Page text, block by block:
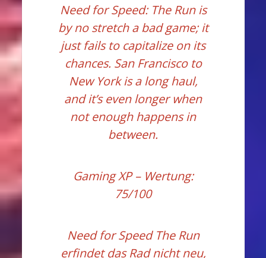
Need for Speed: The Run is
by no stretch a bad game; it
just fails to capitalize on its
chances. San Francisco to
New York is a long haul,
and it’s even longer when
not enough happens in
between.
Gaming XP– Wertung:
75/100
Need for Speed The Run
erfindet das Rad nicht neu,